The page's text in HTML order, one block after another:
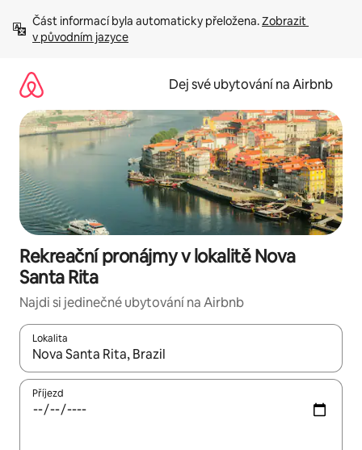
obsah
Část informací byla automaticky přeložena. Zobrazit
v původním jazyce
Dej své ubytování na Airbnb
Rekreační pronájmy v lokalitě Nova
Santa Rita
Najdi si jedinečné ubytování na Airbnb
Lokalita
Až budou výsledky k dispozici, můžeš si je procházet pomocí
Příjezd